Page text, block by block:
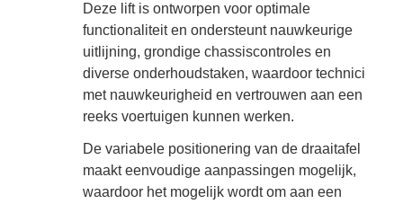
Deze lift is ontworpen voor optimale
functionaliteit en ondersteunt nauwkeurige
uitlijning, grondige chassiscontroles en
diverse onderhoudstaken, waardoor technici
met nauwkeurigheid en vertrouwen aan een
reeks voertuigen kunnen werken.
De variabele positionering van de draaitafel
maakt eenvoudige aanpassingen mogelijk,
waardoor het mogelijk wordt om aan een